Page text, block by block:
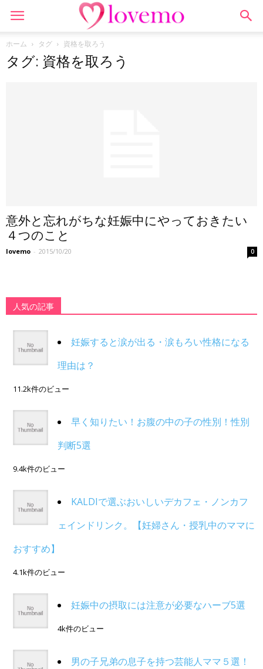
ホーム タグ 資格を取ろう
タグ: 資格を取ろう
意外と忘れがちな妊娠中にやっておきたい
４つのこと
lovemo - 2015/10/20 0
人気の記事
妊娠すると涙が出る・涙もろい性格になる
理由は？
11.2k件のビュー
早く知りたい！お腹の中の子の性別！性別
判断5選
9.4k件のビュー
KALDIで選ぶおいしいデカフェ・ノンカフ
ェインドリンク。【妊婦さん・授乳中のママに
おすすめ】
4.1k件のビュー
妊娠中の摂取には注意が必要なハーブ5選
4k件のビュー
男の子兄弟の息子を持つ芸能人ママ５選！